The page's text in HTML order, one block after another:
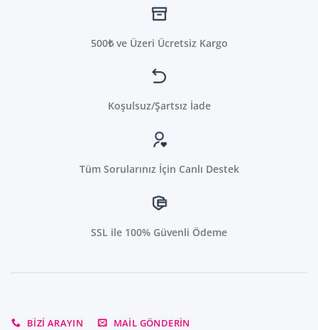
Seçenekler
500₺ ve Üzeri Ücretsiz Kargo
Koşulsuz/Şartsız İade
Tüm Sorularınız İçin Canlı Destek
SSL ile 100% Güvenli Ödeme
BIZI ARAYIN MAIL GÖNDERIN